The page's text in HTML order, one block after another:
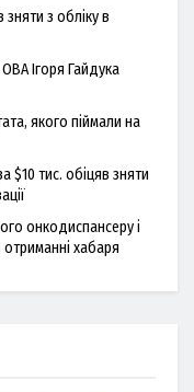
з обліку в
Ігоря Гайдука
якого піймали на
$10 тис. обіцяв зняти
онкодиспансеру і
хабаря